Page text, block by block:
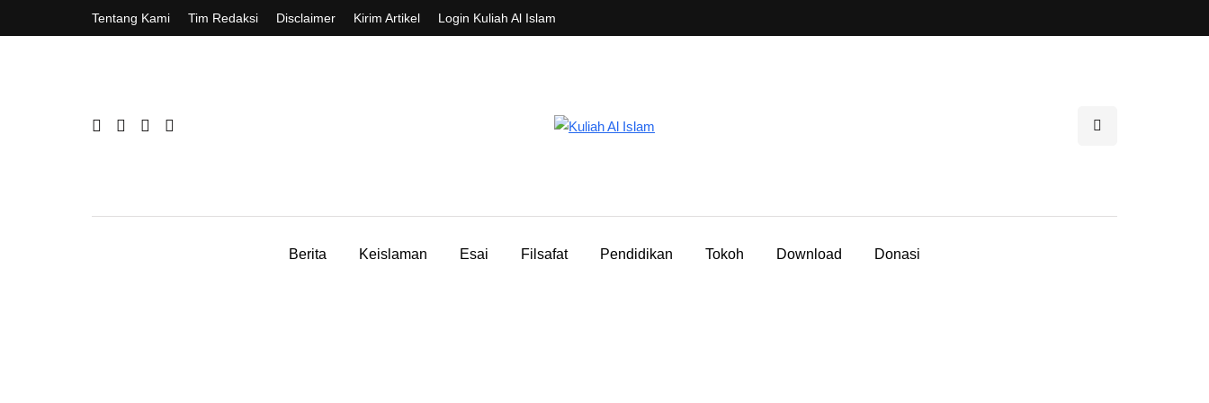
Tentang Kami Tim Redaksi Disclaimer Kirim Artikel Login Kuliah Al Islam
Berita Keislaman Esai Filsafat Pendidikan Tokoh Download Donasi